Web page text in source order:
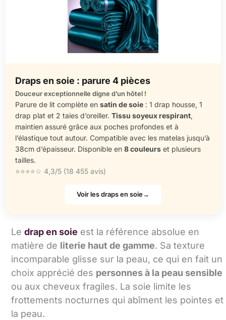
Draps en soie : parure 4 pièces
Douceur exceptionnelle digne d’un hôtel !
Parure de lit complète en satin de soie : 1 drap housse, 1
drap plat et 2 taies d’oreiller. Tissu soyeux respirant,
maintien assuré grâce aux poches profondes et à
l’élastique tout autour. Compatible avec les matelas jusqu’à
38cm d’épaisseur. Disponible en 8 couleurs et plusieurs
tailles.
⭐⭐⭐⭐☆ 4,3/5 (18 455 avis)
Voir les draps en soie→
Le drap en soie est la référence absolue en
matière de literie haut de gamme. Sa texture
incomparable glisse sur la peau, ce qui en fait un
choix apprécié des personnes à la peau sensible
ou aux cheveux fragiles. La soie limite les
frottements nocturnes qui abîment les pointes et
la peau.